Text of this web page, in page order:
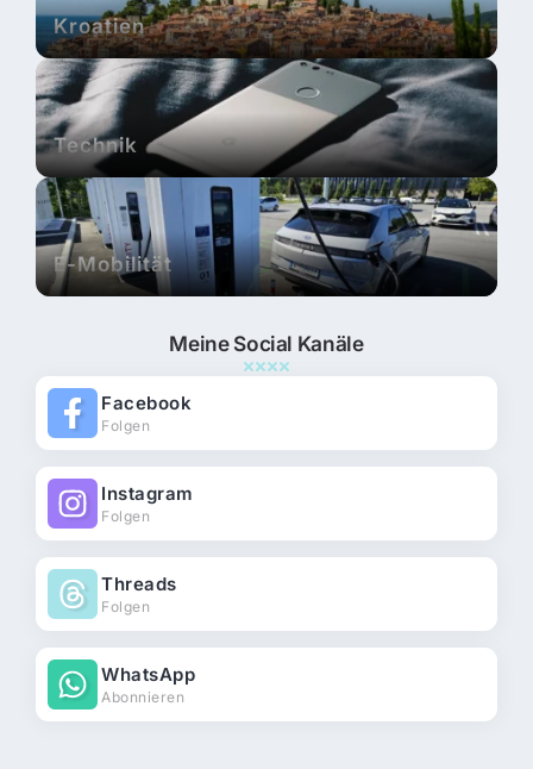
Kroatien
Technik
E-Mobilität
Meine Social Kanäle
Facebook
Folgen
Instagram
Folgen
Threads
Folgen
WhatsApp
Abonnieren